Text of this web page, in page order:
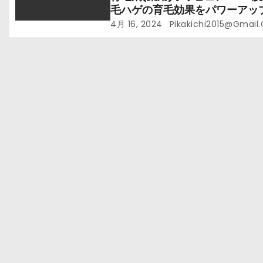
毛ハゲの育毛効果をパワーアッ
よう！頭皮マッサージ編
4月 16, 2024